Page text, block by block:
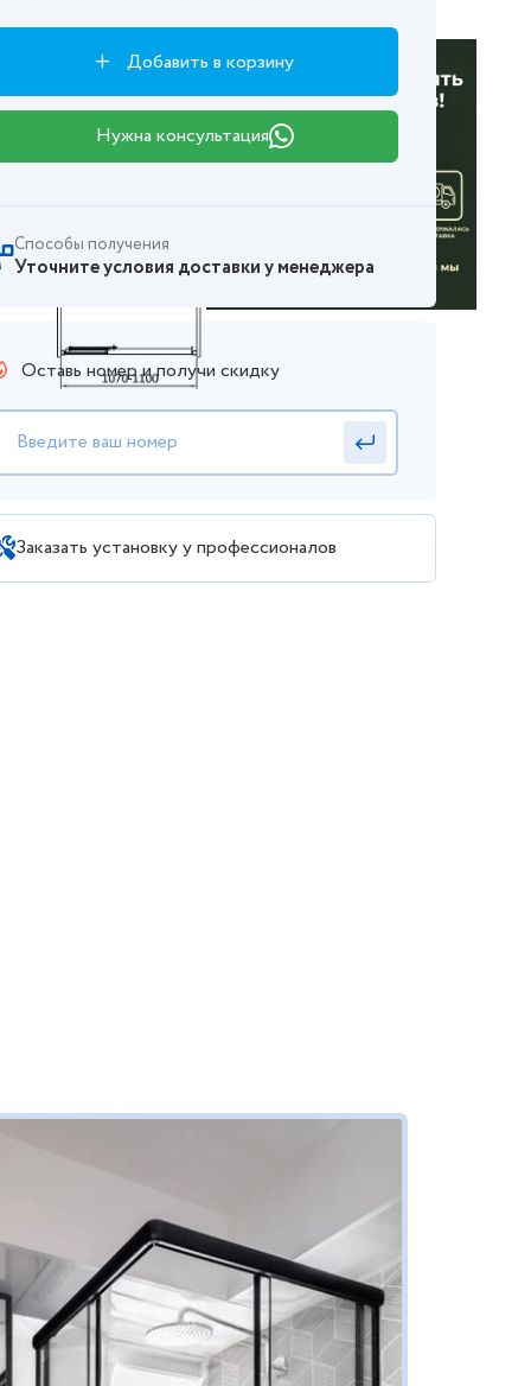
Добавить в корзину
Нужна консультация
Способы получения
Уточните условия доставки у менеджера
Оставь номер и получи скидку
Заказать установку у профессионалов